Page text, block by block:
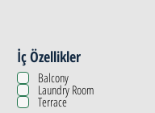
İç Özellikler
Balcony
Laundry Room
Terrace